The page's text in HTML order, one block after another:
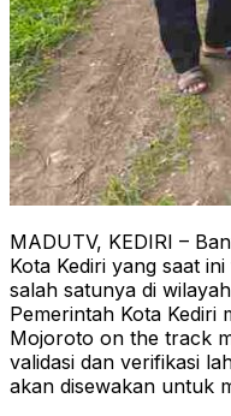
MADUTV, KEDIRI –
Kota Kediri yang saat
salah satunya di
Pemerintah Kota Kediri
Mojoroto on the track
validasi dan verifikasi
akan disewakan untuk